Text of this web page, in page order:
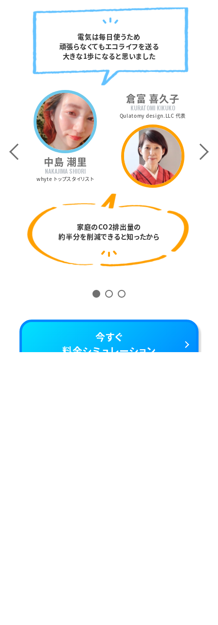
Previous
電気は毎日使うため
頑張らなくてもエコライフを送る
大きな1歩になると思いました
中島 潮里
NAKAJIMA SHIORI
whyte トップスタイリスト
家庭のCO2排出量の
約半分を削減できると知ったから
倉富 喜久子
KURATOMI KIKUKO
Qulatomy design.LLC 代表
1 2
今すぐ
料金シミュレーション